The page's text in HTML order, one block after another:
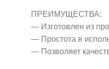
ПРЕИМУЩЕСТВА:
— Изготовлен из
— Простота в
— Позволяет